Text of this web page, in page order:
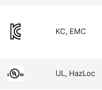
KC, EMC
UL, HazLoc